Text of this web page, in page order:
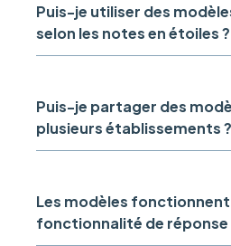
Puis-je utiliser des
selon les notes en étoiles ?
Puis-je partager des
plusieurs établissements ?
Les modèles
fonctionnalité de réponse